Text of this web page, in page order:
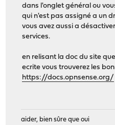
dans l'onglet général ou
qui n'est pas assigné a un
vous avez aussi a
services.
en relisant la doc du site
ecrite vous trouverez les
https://docs.opnsense.org/
aider, bien sûre que oui